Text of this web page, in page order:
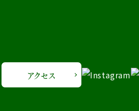
アクセス